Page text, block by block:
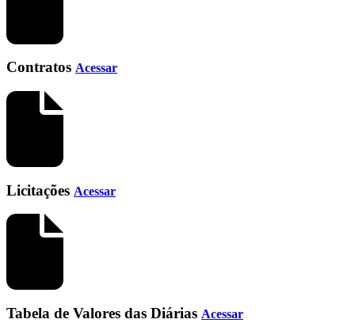
Contratos Acessar
Licitações Acessar
Tabela de Valores das Diárias Acessar